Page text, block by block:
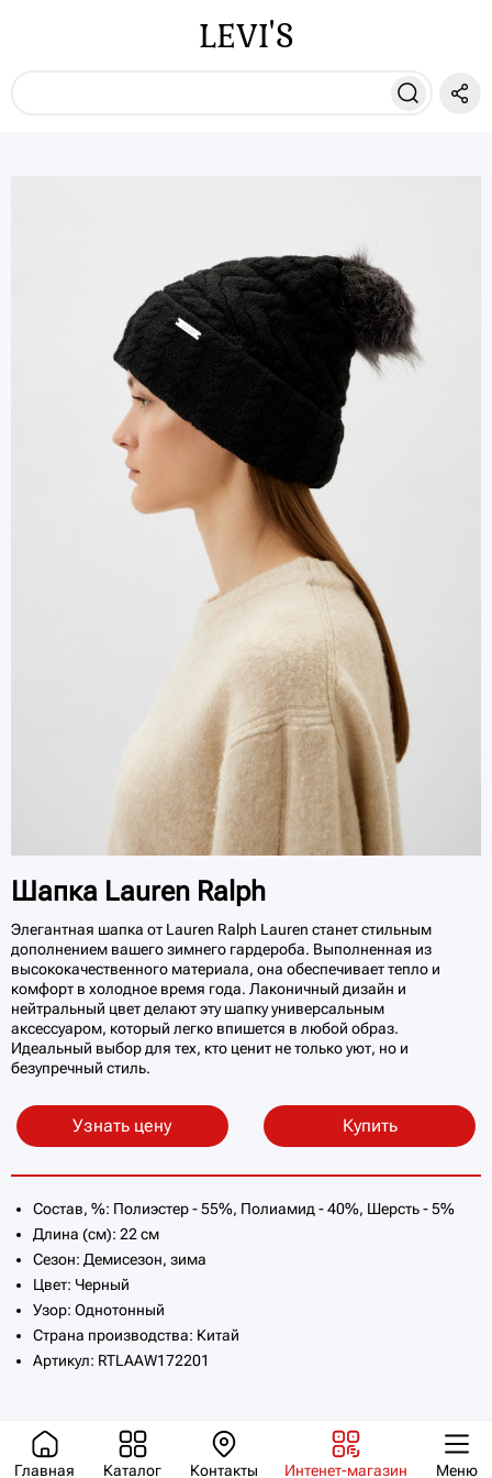
LEVI'S
Главная Каталог Контакты Интенет-магазин Меню
Шапка Lauren Ralph
Элегантная шапка от Lauren Ralph Lauren станет стильным
дополнением вашего зимнего гардероба. Выполненная из
высококачественного материала, она обеспечивает тепло и
комфорт в холодное время года. Лаконичный дизайн и
нейтральный цвет делают эту шапку универсальным
аксессуаром, который легко впишется в любой образ.
Идеальный выбор для тех, кто ценит не только уют, но и
безупречный стиль.
Узнать цену Купить
Состав, %: Полиэстер - 55%, Полиамид - 40%, Шерсть - 5%
Длина (см): 22 см
Сезон: Демисезон, зима
Цвет: Черный
Узор: Однотонный
Страна производства: Китай
Артикул: RTLAAW172201